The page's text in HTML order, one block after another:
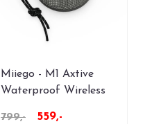
Miiego - M1 Axtive
Waterproof Wireless
799,-
559,-